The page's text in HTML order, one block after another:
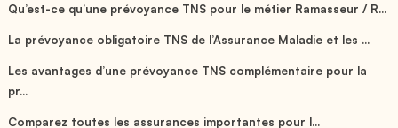
Qu’est-ce qu’une prévoyance TNS pour le métier Ramasseur / R...
La prévoyance obligatoire TNS de l’Assurance Maladie et les ...
Les avantages d’une prévoyance TNS complémentaire pour la
pr...
Comparez toutes les assurances importantes pour l...